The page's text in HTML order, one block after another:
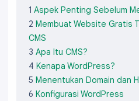
1 Aspek Penting Sebelum
2 Membuat Website Gratis
CMS
3 Apa Itu CMS?
4 Kenapa WordPress?
5 Menentukan Domain dan
6 Konfigurasi WordPress